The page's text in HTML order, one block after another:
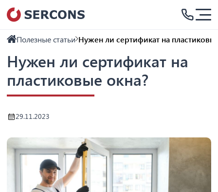
Полезные статьи Нужен ли сертификат на
Нужен ли сертификат на
пластиковые окна?
29.11.2023